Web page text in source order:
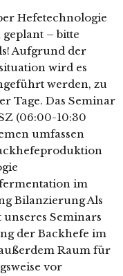
Hefetechnologie
geplant – bitte
Aufgrund der
wird es
werden, zu
Tage. Das Seminar
(06:00-10:30
umfassen
im
Bilanzierung Als
Seminars
der Backhefe im
Raum für
vor